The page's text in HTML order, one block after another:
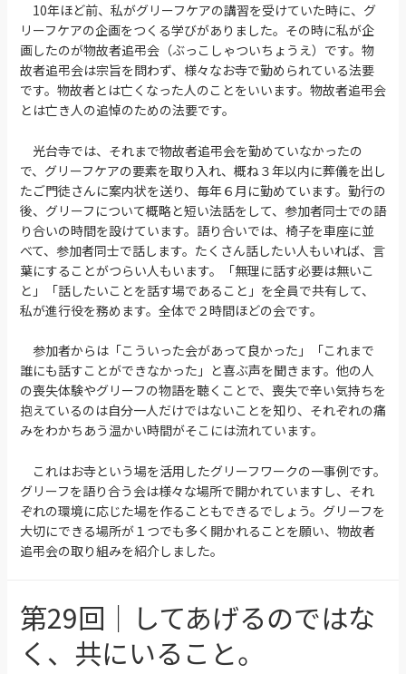
10年ほど前、私がグリーフケアの講習を受けていた時に、グ
リーフケアの企画をつくる学びがありました。その時に私が企
画したのが物故者追弔会（ぶっこしゃついちょうえ）です。物
故者追弔会は宗旨を問わず、様々なお寺で勤められている法要
です。物故者とは亡くなった人のことをいいます。物故者追弔会
とは亡き人の追悼のための法要です。
光台寺では、それまで物故者追弔会を勤めていなかったの
で、グリーフケアの要素を取り入れ、概ね３年以内に葬儀を出し
たご門徒さんに案内状を送り、毎年６月に勤めています。勤行の
後、グリーフについて概略と短い法話をして、参加者同士での語
り合いの時間を設けています。語り合いでは、椅子を車座に並
べて、参加者同士で話します。たくさん話したい人もいれば、言
葉にすることがつらい人もいます。「無理に話す必要は無いこ
と」「話したいことを話す場であること」を全員で共有して、
私が進行役を務めます。全体で２時間ほどの会です。
参加者からは「こういった会があって良かった」「これまで
誰にも話すことができなかった」と喜ぶ声を聞きます。他の人
の喪失体験やグリーフの物語を聴くことで、喪失で辛い気持ちを
抱えているのは自分一人だけではないことを知り、それぞれの痛
みをわかちあう温かい時間がそこには流れています。
これはお寺という場を活用したグリーフワークの一事例です。
グリーフを語り合う会は様々な場所で開かれていますし、それ
ぞれの環境に応じた場を作ることもできるでしょう。グリーフを
大切にできる場所が１つでも多く開かれることを願い、物故者
追弔会の取り組みを紹介しました。
第29回｜してあげるのではな
く、共にいること。